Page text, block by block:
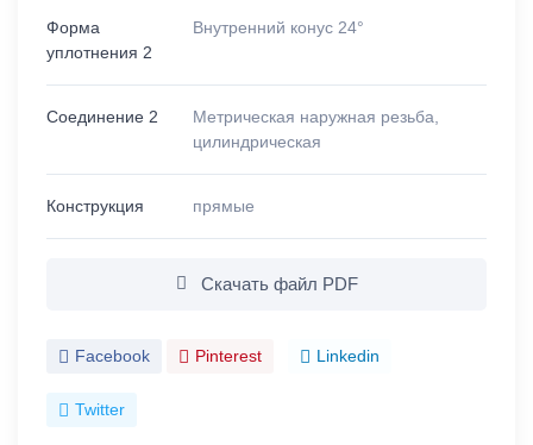
Форма
уплотнения 2
Внутренний конус 24°
Соединение 2
Метрическая наружная резьба,
цилиндрическая
Конструкция прямые
Скачать файл PDF
Facebook Pinterest Linkedin
Twitter